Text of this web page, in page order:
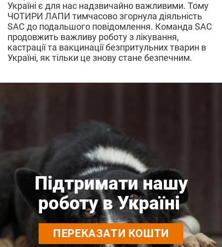
Україні є для нас надзвичайно важливими. Тому
ЧОТИРИ ЛАПИ тимчасово згорнула діяльність
SAC до подальшого повідомлення. Команда SAC
продовжить важливу роботу з лікування,
кастрації та вакцинації безпритульних тварин в
Україні, як тільки це знову стане безпечним.
Підтримати нашу
роботу в Україні
ПЕРЕКАЗАТИ КОШТИ